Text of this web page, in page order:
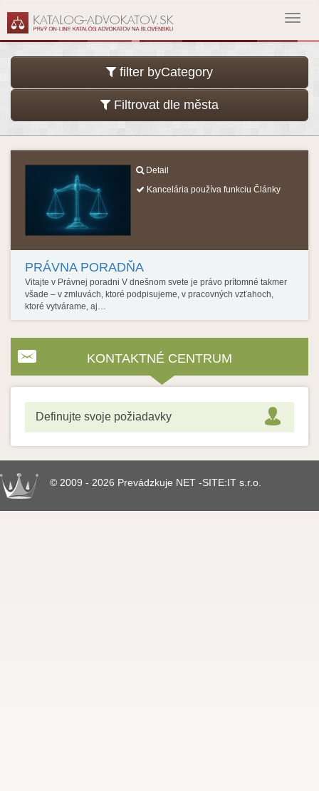
filter byCategory
Filtrovat dle města
Detail
Kancelária používa funkciu Články
PRÁVNA PORADŇA
Vitajte v Právnej poradni V dnešnom svete je právo prítomné takmer
všade – v zmluvách, ktoré podpisujeme, v pracovných vzťahoch,
ktoré vytvárame, aj…
KONTAKTNÉ CENTRUM
Definujte svoje požiadavky
© 2009 - 2026 Prevádzkuje NET -SITE:IT s.r.o.